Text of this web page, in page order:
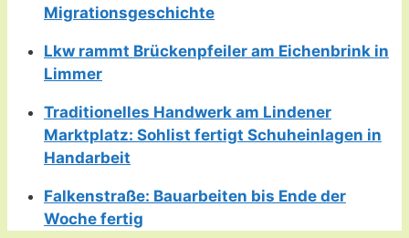
Migrationsgeschichte
Lkw rammt Brückenpfeiler am Eichenbrink in
Limmer
Traditionelles Handwerk am Lindener
Marktplatz: Sohlist fertigt Schuheinlagen in
Handarbeit
Falkenstraße: Bauarbeiten bis Ende der
Woche fertig